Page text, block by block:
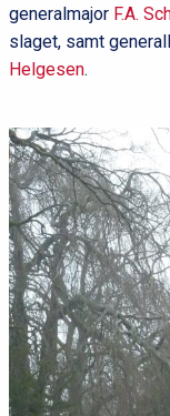
generalmajor F.A.
slaget, samt
Helgesen.